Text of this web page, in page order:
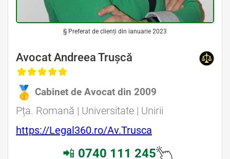
§ Preferat de clienți din ianuarie 2023
Avocat Andreea Trușcă
Cabinet de Avocat din 2009
Pța. Romană | Universitate | Unirii
https://Legal360.ro/Av.Trusca
📲 0740 111 245